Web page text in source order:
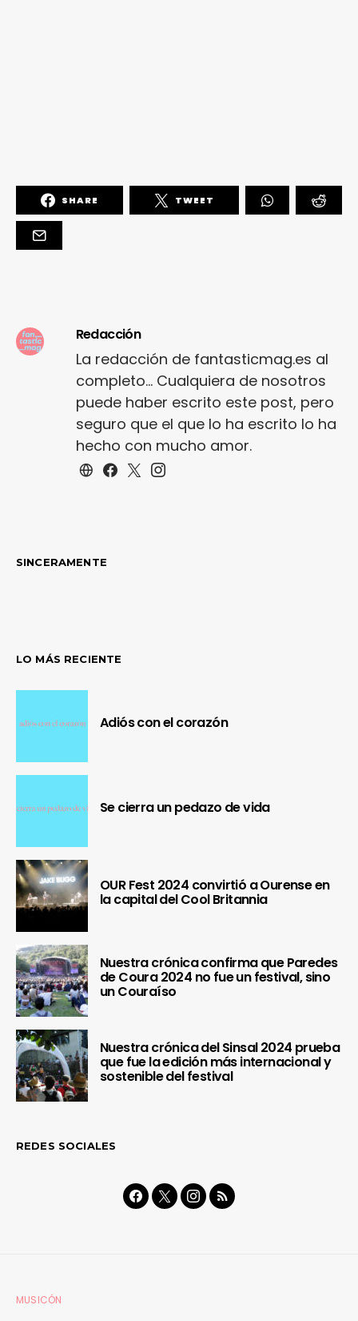
SHARE TWEET
Redacción
La redacción de fantasticmag.es al
completo... Cualquiera de nosotros
puede haber escrito este post, pero
seguro que el que lo ha escrito lo ha
hecho con mucho amor.
SINCERAMENTE
LO MÁS RECIENTE
Adiós con el corazón
Se cierra un pedazo de vida
OUR Fest 2024 convirtió a Ourense en
la capital del Cool Britannia
Nuestra crónica confirma que Paredes
de Coura 2024 no fue un festival, sino
un Couraíso
Nuestra crónica del Sinsal 2024 prueba
que fue la edición más internacional y
sostenible del festival
REDES SOCIALES
MUSICÓN